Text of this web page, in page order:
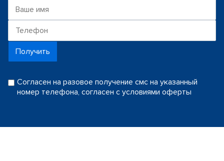
Получить
Согласен на разовое получение смс на указанный
номер телефона, согласен с условиями оферты